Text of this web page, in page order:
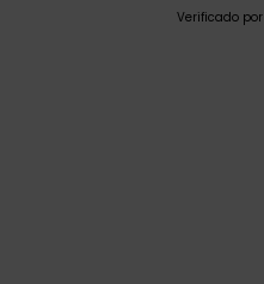
Verificado por